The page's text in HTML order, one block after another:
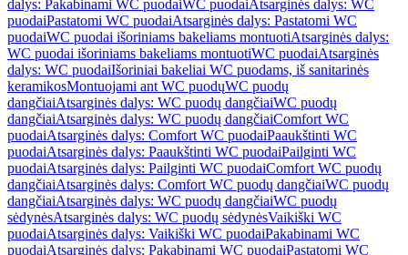
dalys: Pakabinami WC puodaiWC puodaiAtsarginės dalys: WC
puodaiPastatomi WC puodaiAtsarginės dalys: Pastatomi WC
puodaiWC puodai išoriniams bakeliams montuotiAtsarginės dalys:
WC puodai išoriniams bakeliams montuotiWC puodaiAtsarginės
dalys: WC puodaiIšoriniai bakeliai WC puodams, iš sanitarinės
keramikosMontuojami ant WC puodųWC puodų
dangčiaiAtsarginės dalys: WC puodų dangčiaiWC puodų
dangčiaiAtsarginės dalys: WC puodų dangčiaiComfort WC
puodaiAtsarginės dalys: Comfort WC puodaiPaaukštinti WC
puodaiAtsarginės dalys: Paaukštinti WC puodaiPailginti WC
puodaiAtsarginės dalys: Pailginti WC puodaiComfort WC puodų
dangčiaiAtsarginės dalys: Comfort WC puodų dangčiaiWC puodų
dangčiaiAtsarginės dalys: WC puodų dangčiaiWC puodų
sėdynėsAtsarginės dalys: WC puodų sėdynėsVaikiški WC
puodaiAtsarginės dalys: Vaikiški WC puodaiPakabinami WC
puodaiAtsarginės dalys: Pakabinami WC puodaiPastatomi WC